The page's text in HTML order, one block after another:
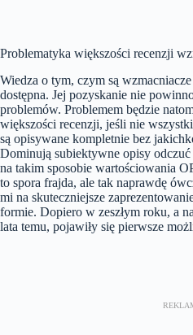
Problematyka większości recenzji
Wiedza o tym, czym są
dostępna. Jej pozyskanie nie
problemów. Problemem będzie
większości recenzji, jeśli nie
są opisywane kompletnie bez
Dominują subiektywne opisy odczuć
na takim sposobie wartościowania
to spora frajda, ale tak naprawdę
mi na skuteczniejsze
formie. Dopiero w zeszłym roku, a
lata temu, pojawiły się pierwsze